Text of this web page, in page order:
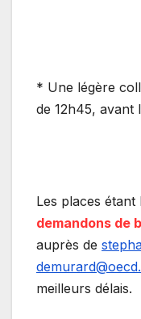
* Une légère
de 12h45, avant
Les places étant
demandons de
auprès de
meilleurs délais.